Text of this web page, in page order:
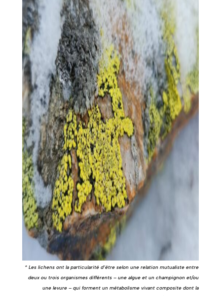
* Les lichens ont la particularité d’être selon une relation mutualiste entre
deux ou trois organismes différents – une algue et un champignon et/ou
une levure – qui forment un métabolisme vivant composite dont la